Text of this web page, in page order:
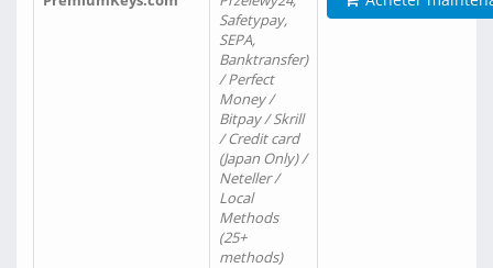
Safetypay,
SEPA,
Banktransfer)
/ Perfect
Money /
Bitpay / Skrill
/ Credit card
(Japan Only) /
Neteller /
Local
Methods
(25+
methods)